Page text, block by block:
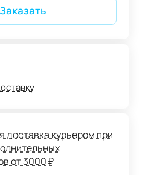
Заказать
доставка курьером при
от 3000 ₽